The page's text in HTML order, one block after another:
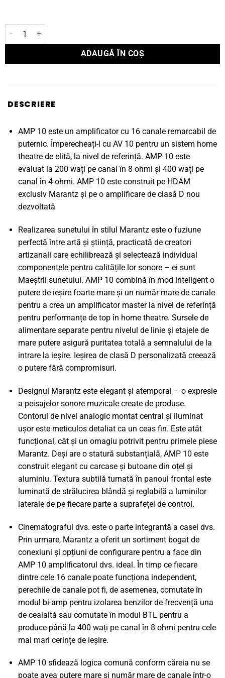
Cantitate Amplificator Marantz AV AMP 10
ADAUGĂ ÎN COȘ
DESCRIERE
AMP 10 este un amplificator cu 16 canale remarcabil de
puternic. Împerecheați-l cu AV 10 pentru un sistem home
theatre de elită, la nivel de referință. AMP 10 este
evaluat la 200 wați pe canal în 8 ohmi și 400 wați pe
canal în 4 ohmi. AMP 10 este construit pe HDAM
exclusiv Marantz și pe o amplificare de clasă D nou
dezvoltată
Realizarea sunetului în stilul Marantz este o fuziune
perfectă între artă și știință, practicată de creatori
artizanali care echilibrează și selectează individual
componentele pentru calitățile lor sonore – ei sunt
Maeștrii sunetului. AMP 10 combină în mod inteligent o
putere de ieșire foarte mare și un număr mare de canale
pentru a crea un amplificator master la nivel de referință
pentru performanțe de top în home theatre. Sursele de
alimentare separate pentru nivelul de linie și etajele de
mare putere asigură puritatea totală a semnalului de la
intrare la ieșire. Ieșirea de clasă D personalizată creează
o putere fără compromisuri.
Designul Marantz este elegant și atemporal – o expresie
a peisajelor sonore muzicale create de produse.
Contorul de nivel analogic montat central și iluminat
ușor este meticulos detaliat ca un ceas fin. Este atât
funcțional, cât și un omagiu potrivit pentru primele piese
Marantz. Deși are o statură substanțială, AMP 10 este
construit elegant cu carcase și butoane din oțel și
aluminiu. Textura subtilă turnată în panoul frontal este
luminată de strălucirea blândă și reglabilă a luminilor
laterale de pe fiecare parte a suprafeței de control.
Cinematograful dvs. este o parte integrantă a casei dvs.
Prin urmare, Marantz a oferit un sortiment bogat de
conexiuni și opțiuni de configurare pentru a face din
AMP 10 amplificatorul dvs. ideal. În timp ce fiecare
dintre cele 16 canale poate funcționa independent,
perechile de canale pot fi, de asemenea, comutate în
modul bi-amp pentru izolarea benzilor de frecvență una
de cealaltă sau comutate în modul BTL pentru a
produce până la 400 wați pe canal în 8 ohmi pentru cele
mai mari cerințe de ieșire.
AMP 10 sfidează logica comună conform căreia nu se
poate avea putere mare și număr mare de canale într-o